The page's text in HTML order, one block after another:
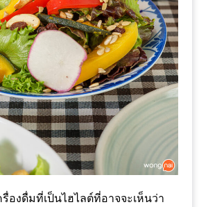
องดื่มที่เป็นไฮไลต์ที่อาจจะเห็นว่า